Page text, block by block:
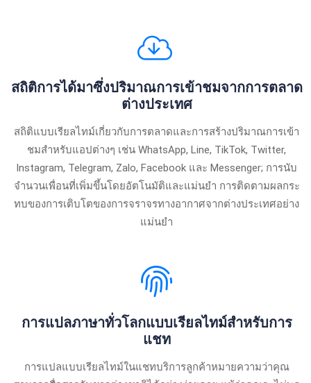
สถิติการได้มาซึ่งปริมาณการเข้าชมจากการตลาด
ต่างประเทศ
สถิติแบบเรียลไทม์เกี่ยวกับการตลาดและการสร้างปริมาณการเข้า
ชมสำหรับแอปต่างๆ เช่น WhatsApp, Line, TikTok, Twitter,
Instagram, Telegram, Zalo, Facebook และ Messenger; การนับ
จำนวนเพื่อนที่เพิ่มขึ้นโดยอัตโนมัติและแม่นยำ การติดตามผลกระ
ทบของการเติบโตของการจราจรทางอากาศจากต่างประเทศอย่าง
แม่นยำ
การแปลภาษาทั่วโลกแบบเรียลไทม์สำหรับการ
แชท
การแปลแบบเรียลไทม์ในแชทบริการลูกค้าหมายความว่าคุณ